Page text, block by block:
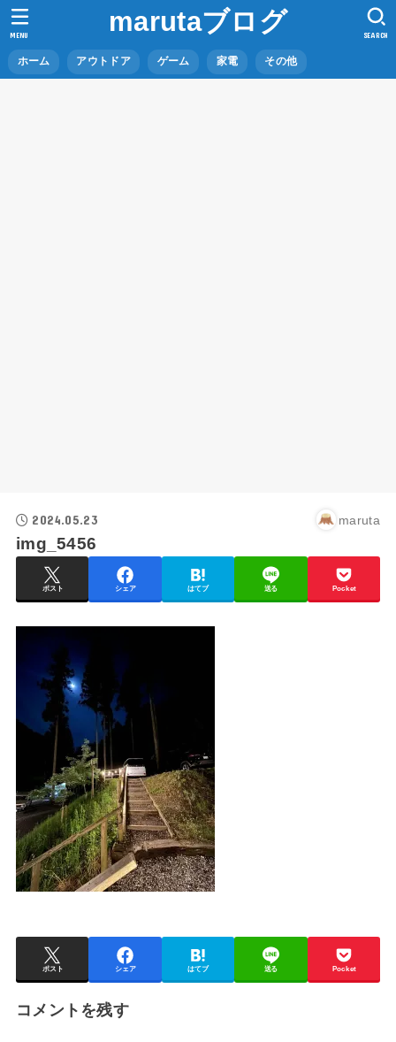
marutaブログ
ホーム アウトドア ゲーム 家電 その他
SEARCH
MENU
2024.05.23 maruta
img_5456
ポスト シェア はてブ 送る Pocket
ポスト シェア はてブ 送る Pocket
コメントを残す